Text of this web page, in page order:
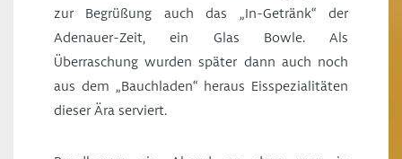
zur Begrüßung auch das „In-Getränk“ der
Adenauer-Zeit, ein Glas Bowle. Als
Überraschung wurden später dann auch noch
aus dem „Bauchladen“ heraus Eisspezialitäten
dieser Ära serviert.